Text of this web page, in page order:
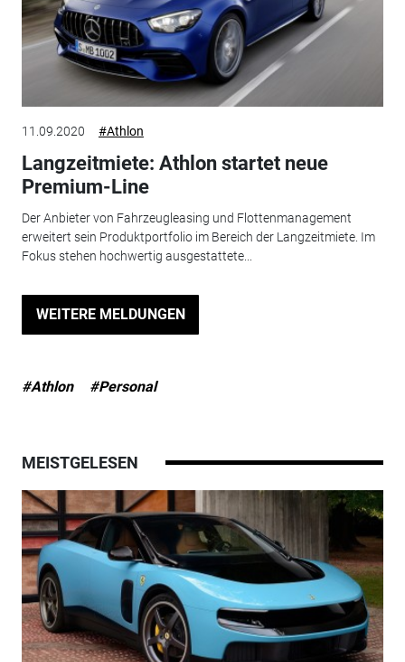
11.09.2020 #Athlon
Langzeitmiete: Athlon startet neue
Premium-Line
Der Anbieter von Fahrzeugleasing und Flottenmanagement
erweitert sein Produktportfolio im Bereich der Langzeitmiete. Im
Fokus stehen hochwertig ausgestattete...
WEITERE MELDUNGEN
#Athlon #Personal
MEISTGELESEN